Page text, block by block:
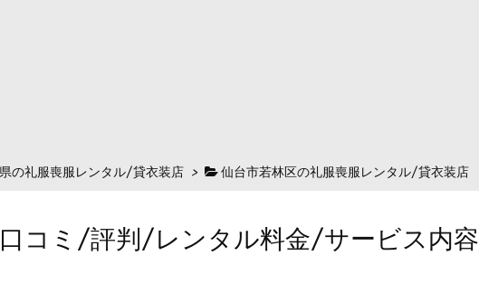
の礼服喪服レンタル/貸衣装店 > 仙台市若林区の礼服喪服レンタル/貸衣装店
コミ/評判/レンタル料金/サービス内容